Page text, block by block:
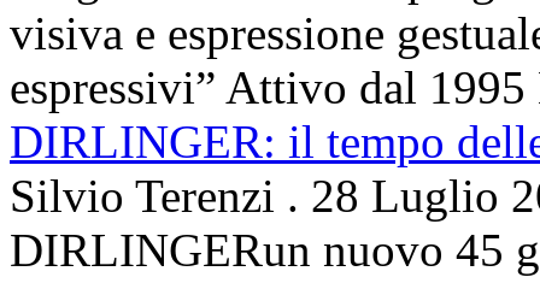
visiva e espressione
espressivi” Attivo dal 1995
DIRLINGER: il tempo
Silvio Terenzi . 28 Luglio
DIRLINGERun nuovo 45